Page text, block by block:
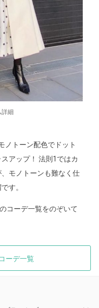
細
ノトーン配色でドット
アップ！ 法則1ではカ
モノトーンも難なく仕
す。
コーデ一覧をのぞいて
ーデ一覧